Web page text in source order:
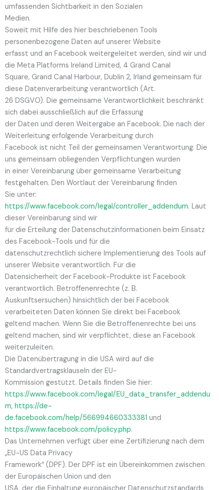
umfassenden Sichtbarkeit in den Sozialen
Medien.
Soweit mit Hilfe des hier beschriebenen Tools
personenbezogene Daten auf unserer Website
erfasst und an Facebook weitergeleitet werden, sind wir und
die Meta Platforms Ireland Limited, 4 Grand Canal
Square, Grand Canal Harbour, Dublin 2, Irland gemeinsam für
diese Datenverarbeitung verantwortlich (Art.
26 DSGVO). Die gemeinsame Verantwortlichkeit beschränkt
sich dabei ausschließlich auf die Erfassung
der Daten und deren Weitergabe an Facebook. Die nach der
Weiterleitung erfolgende Verarbeitung durch
Facebook ist nicht Teil der gemeinsamen Verantwortung. Die
uns gemeinsam obliegenden Verpflichtungen wurden
in einer Vereinbarung über gemeinsame Verarbeitung
festgehalten. Den Wortlaut der Vereinbarung finden
Sie unter:
https://www.facebook.com/legal/controller_addendum. Laut
dieser Vereinbarung sind wir
für die Erteilung der Datenschutzinformationen beim Einsatz
des Facebook-Tools und für die
datenschutzrechtlich sichere Implementierung des Tools auf
unserer Website verantwortlich. Für die
Datensicherheit der Facebook-Produkte ist Facebook
verantwortlich. Betroffenenrechte (z. B.
Auskunftsersuchen) hinsichtlich der bei Facebook
verarbeiteten Daten können Sie direkt bei Facebook
geltend machen. Wenn Sie die Betroffenenrechte bei uns
geltend machen, sind wir verpflichtet, diese an Facebook
weiterzuleiten.
Die Datenübertragung in die USA wird auf die
Standardvertragsklauseln der EU-
Kommission gestützt. Details finden Sie hier:
https://www.facebook.com/legal/EU_data_transfer_addendu
m, https://de-
de.facebook.com/help/566994660333381 und
https://www.facebook.com/policy.php.
Das Unternehmen verfügt über eine Zertifizierung nach dem
„EU-US Data Privacy
Framework“ (DPF). Der DPF ist ein Übereinkommen zwischen
der Europäischen Union und den